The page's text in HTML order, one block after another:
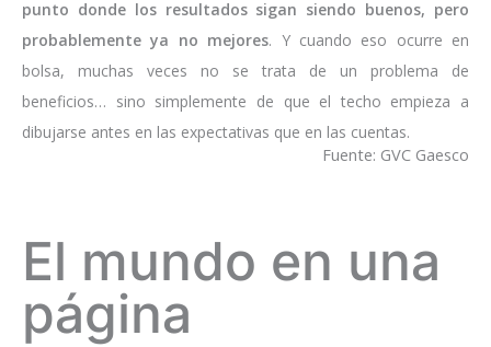
punto donde los resultados sigan siendo buenos, pero
probablemente ya no mejores. Y cuando eso ocurre en
bolsa, muchas veces no se trata de un problema de
beneficios… sino simplemente de que el techo empieza a
dibujarse antes en las expectativas que en las cuentas.
Fuente: GVC Gaesco
El mundo en una
página